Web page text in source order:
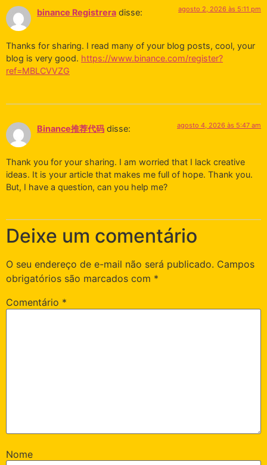
binance Registrera disse: agosto 2, 2026 às 5:11 pm
Thanks for sharing. I read many of your blog posts, cool, your
blog is very good. https://www.binance.com/register?
ref=MBLCVVZG
Binance推荐代码 disse: agosto 4, 2026 às 5:47 am
Thank you for your sharing. I am worried that I lack creative
ideas. It is your article that makes me full of hope. Thank you.
But, I have a question, can you help me?
Deixe um comentário
O seu endereço de e-mail não será publicado. Campos
obrigatórios são marcados com *
Comentário *
Nome